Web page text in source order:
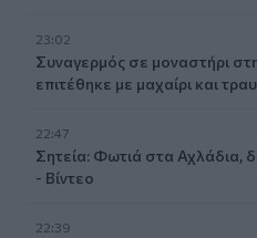
23:02
Συναγερμός σε μοναστήρι
επιτέθηκε με μαχαίρι και
22:47
Σητεία: Φωτιά στα Αχλάδια,
- Βίντεο
22:39